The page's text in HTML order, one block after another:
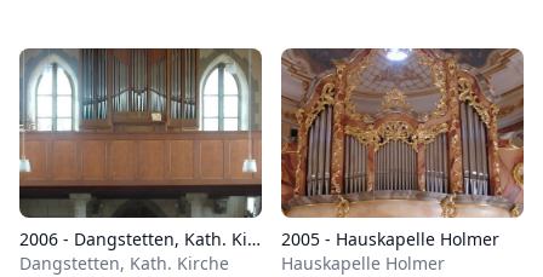
2006 - Dangstetten, Kath. Kirche
Dangstetten, Kath. Kirche
2005 - Hauskapelle Holmer
Hauskapelle Holmer